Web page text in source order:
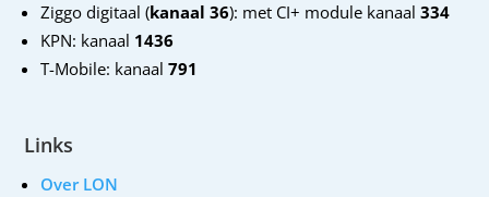
Ziggo digitaal (kanaal 36): met CI+ module kanaal 334
KPN: kanaal 1436
T-Mobile: kanaal791
Links
Over LON